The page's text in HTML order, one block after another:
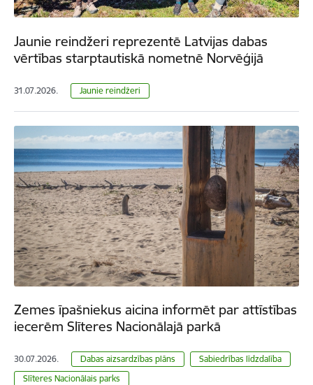
Jaunie reindžeri reprezentē Latvijas dabas
vērtības starptautiskā nometnē Norvēģijā
31.07.2026. Jaunie reindžeri
Zemes īpašniekus aicina informēt par attīstības
iecerēm Slīteres Nacionālajā parkā
30.07.2026. Dabas aizsardzības plāns
Sabiedrības līdzdalība
Slīteres Nacionālais parks